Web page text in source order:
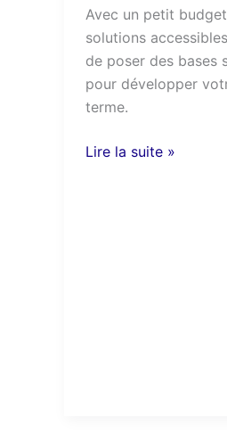
Avec un petit
solutions
de poser des bases
pour développer
terme.
Lire la suite »